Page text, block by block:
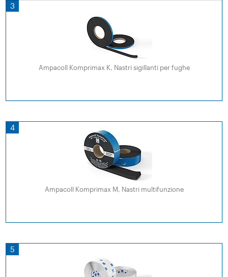
3
Ampacoll Komprimax K, Nastri sigillanti per fughe
4
Ampacoll Komprimax M, Nastri multifunzione
5